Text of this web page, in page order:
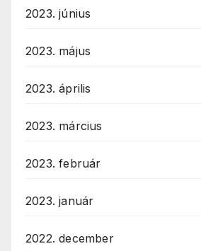
2023. június
2023. május
2023. április
2023. március
2023. február
2023. január
2022. december